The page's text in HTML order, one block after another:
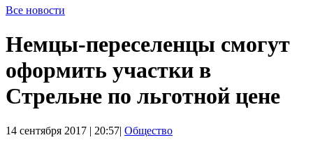
Все новости
Немцы-переселенцы смогут
оформить участки в
Стрельне по льготной цене
14 сентября 2017 | 20:57| Общество